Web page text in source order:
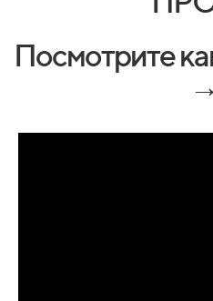
Посмотрите
→